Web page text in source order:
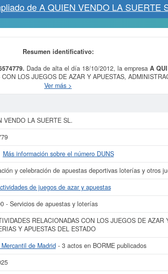
de A QUIEN VENDO LA SUERTE
Resumen identificativo:
Dada de alta el día 18/10/2012, la empresa A
LOS JUEGOS DE AZAR Y APUESTAS,
de azar y apuestas. Esta empresa está incluida
acumulando un total de 6 consultas. Si desea saber las
sitúa su capital alrededor de unas cifras de 0 a
QUIEN VENDO LA SUERTE SL. puede
de sus años de actividad, así como los balances y
del informe de empresa se ha realizado el 05/11/2025.
Ver más >
VENDO LA SUERTE SL.
Más información sobre el número DUNS
y celebración de apuestas deportivas loterías y otros
de juegos de azar y apuestas
- Servicios de apuestas y loterías
RELACIONADAS CON LOS JUEGOS DE
Y APUESTAS DEL ESTADO
de Madrid- 3 actos en BORME publicados